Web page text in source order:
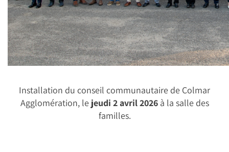
Installation du conseil communautaire de Colmar
Agglomération, le jeudi 2 avril 2026à la salle des
familles.